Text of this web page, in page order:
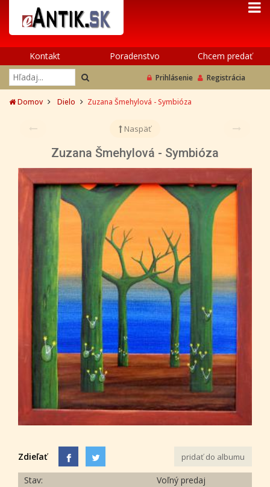
Kontakt Poradenstvo Chcem predať
Prihlásenie Registrácia
Domov Dielo Zuzana Šmehylová - Symbióza
Naspäť
Zuzana Šmehylová - Symbióza
Zdieľať pridať do albumu
Stav:
Voľný predaj